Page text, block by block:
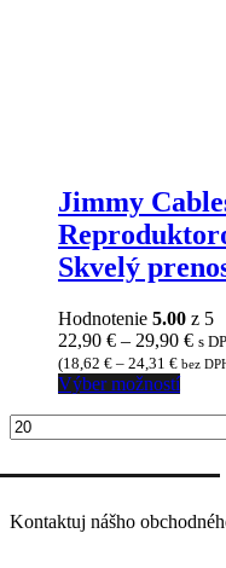
Jimmy
Skvelý
Hodnotenie 5.00 z 5
22,90 € – 29,90 € s
(18,62 € – 24,31 € bez
Výber možnostíTento
Minimálna
cena
Kontaktuj nášho